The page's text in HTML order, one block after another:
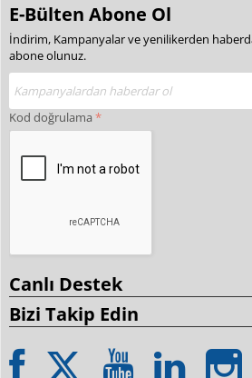
E-Bülten Abone Ol
İndirim, Kampanyalar ve yenilikerden
abone olunuz.
Kod doğrulama
Canlı Destek
Bizi Takip Edin